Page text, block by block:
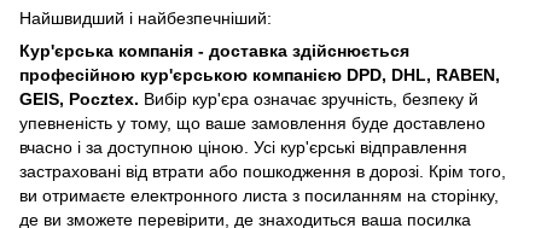
Найшвидший і найбезпечніший:
Кур'єрська компанія - доставка здійснюється
професійною кур'єрською компанією DPD, DHL, RABEN,
GEIS, Pocztex. Вибір кур'єра означає зручність, безпеку й
упевненість у тому, що ваше замовлення буде доставлено
вчасно і за доступною ціною. Усі кур'єрські відправлення
застраховані від втрати або пошкодження в дорозі. Крім того,
ви отримаєте електронного листа з посиланням на сторінку,
де ви зможете перевірити, де знаходиться ваша посилка